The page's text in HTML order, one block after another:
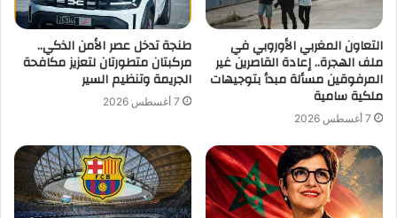
التعاون المغربي الأوروبي في
ملف الهجرة.. إعادة القاصرين غير
المرفوقين مسألة مبدأ بتوجيهات
ملكية سامية
7 أغسطس 2026
طنجة تدخل عصر الأمن الذكي..
مركبتان متطورتان لتعزيز مكافحة
الجريمة وتنظيم السير
7 أغسطس 2026